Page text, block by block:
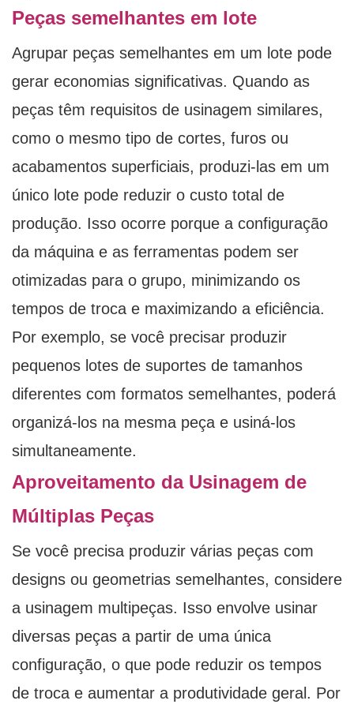
Peças semelhantes em lote
Agrupar peças semelhantes em um lote pode
gerar economias significativas. Quando as
peças têm requisitos de usinagem similares,
como o mesmo tipo de cortes, furos ou
acabamentos superficiais, produzi-las em um
único lote pode reduzir o custo total de
produção. Isso ocorre porque a configuração
da máquina e as ferramentas podem ser
otimizadas para o grupo, minimizando os
tempos de troca e maximizando a eficiência.
Por exemplo, se você precisar produzir
pequenos lotes de suportes de tamanhos
diferentes com formatos semelhantes, poderá
organizá-los na mesma peça e usiná-los
simultaneamente.
Aproveitamento da Usinagem de
Múltiplas Peças
Se você precisa produzir várias peças com
designs ou geometrias semelhantes, considere
a usinagem multipeças. Isso envolve usinar
diversas peças a partir de uma única
configuração, o que pode reduzir os tempos
de troca e aumentar a produtividade geral. Por